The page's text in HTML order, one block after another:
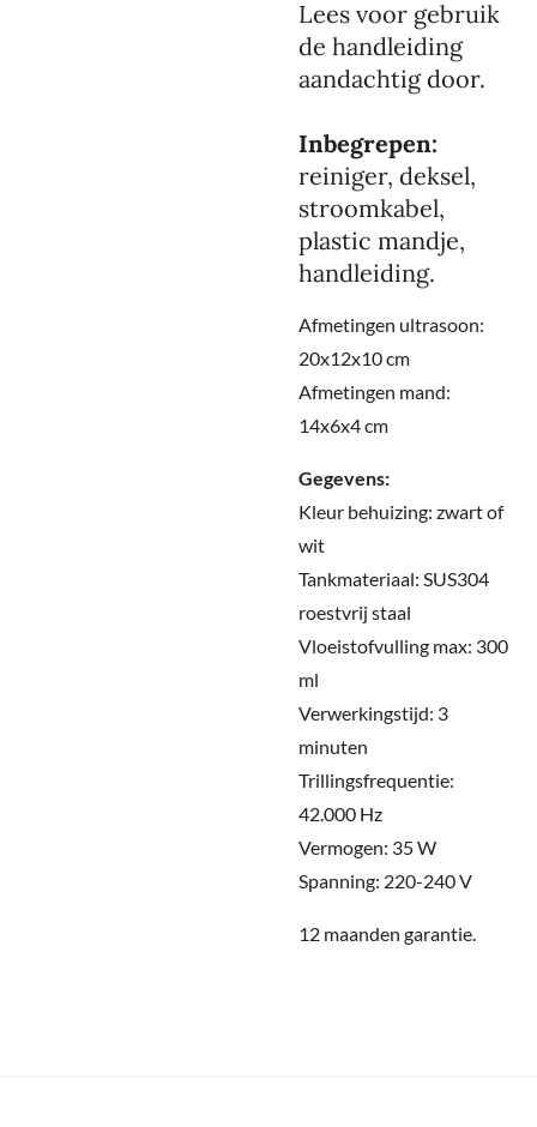
Lees voor gebruik
de handleiding
aandachtig door.
Inbegrepen:
reiniger, deksel,
stroomkabel,
plastic mandje,
handleiding.
Afmetingen ultrasoon:
20x12x10 cm
Afmetingen mand:
14x6x4 cm
Gegevens:
Kleur behuizing: zwart of
wit
Tankmateriaal: SUS304
roestvrij staal
Vloeistofvulling max: 300
ml
Verwerkingstijd: 3
minuten
Trillingsfrequentie:
42.000 Hz
Vermogen: 35 W
Spanning: 220-240 V
12 maanden garantie.